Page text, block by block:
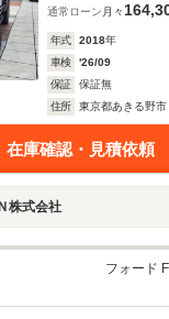
通常ローン 月々
年式 2018年
車検
'26/09
保証
保証無
住所
東京都あきる野市
在庫確認・見積依頼
株式会社
フォード